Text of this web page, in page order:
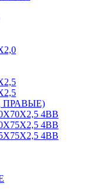
ПРАВЫЕ)
4BB
4BB
4BB